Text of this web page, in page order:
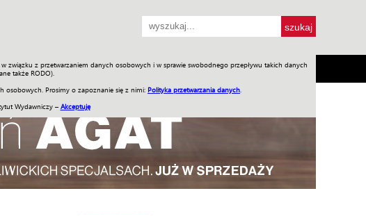
związku z przetwarzaniem danych osobowych i w sprawie swobodnego przepływu takich danych
także RODO).
osobowych. Prosimy o zapoznanie się z nimi: Polityka przetwarzania danych
Wydawniczy – Akceptuję
ENGLISH SKLEP Jednodniówki Praca w WIW